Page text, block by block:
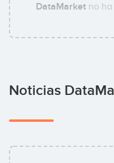
DataMarket no
Noticias